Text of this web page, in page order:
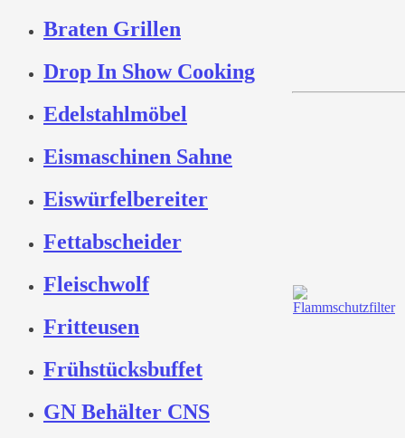
Braten Grillen
Drop In Show Cooking
Edelstahlmöbel
Eismaschinen Sahne
Eiswürfelbereiter
Fettabscheider
Fleischwolf
Fritteusen
Frühstücksbuffet
GN Behälter CNS